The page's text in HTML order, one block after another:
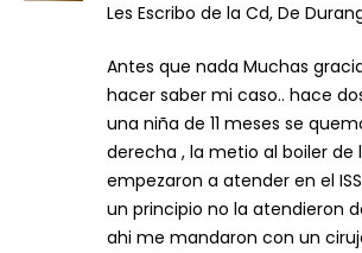
Les Escribo de la Cd, De
Antes que nada Muchas
hacer saber mi caso.. hace
una niña de 11 meses se
derecha , la metio al boiler de
empezaron a atender en el
un principio no la atendieron
ahi me mandaron con un